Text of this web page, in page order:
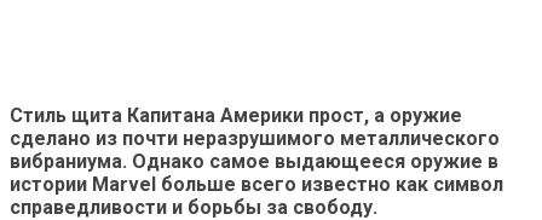
Стиль щита Капитана Америки прост, а оружие
сделано из почти неразрушимого металлического
вибраниума. Однако самое выдающееся оружие в
истории Marvel больше всего известно как символ
справедливости и борьбы за свободу.